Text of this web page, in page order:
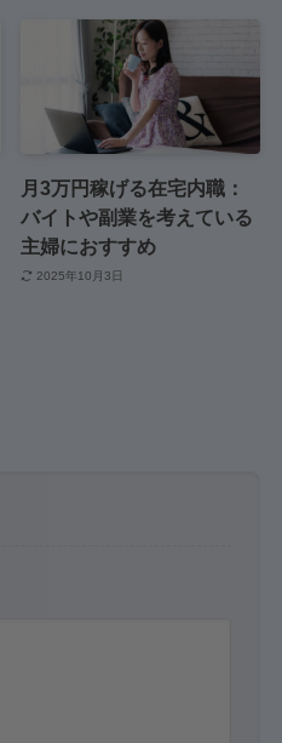
月3万円稼げる在宅内職：
バイトや副業を考えている
主婦におすすめ
2025年10月3日